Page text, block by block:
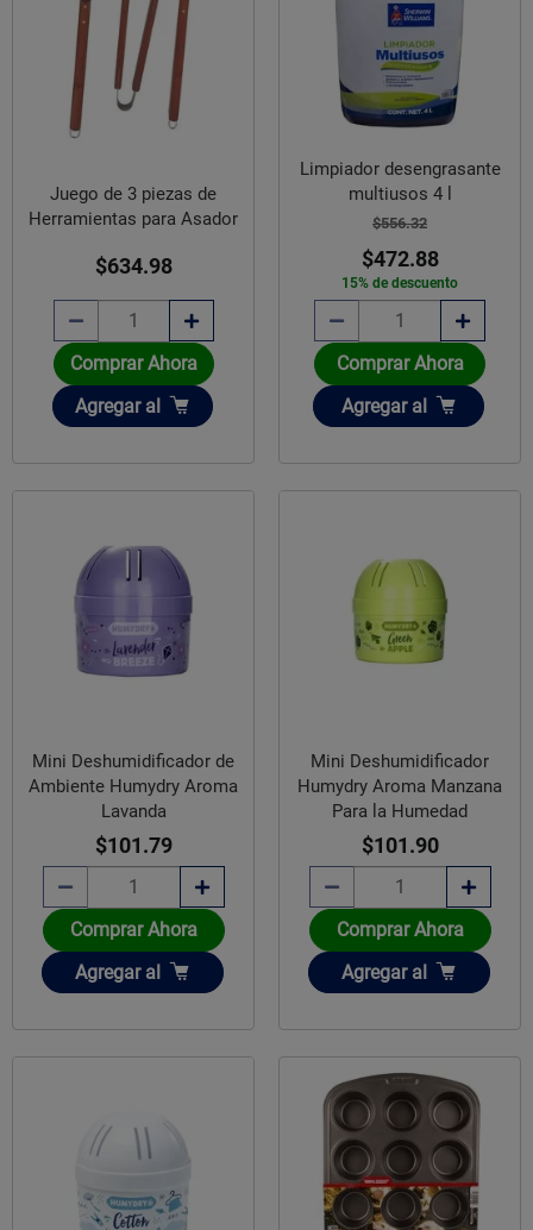
Juego de 3 piezas de
Herramientas para Asador
$634.98
Comprar Ahora
Añadir
Agregar al
Limpiador desengrasante
multiusos 4 l
$556.32
$472.88
15% de descuento
Comprar Ahora
Añadir
Agregar al
Mini Deshumidificador de
Ambiente Humydry Aroma
Lavanda
$101.79
Comprar Ahora
Añadir
Agregar al
Mini Deshumidificador
Humydry Aroma Manzana
Para la Humedad
$101.90
Comprar Ahora
Añadir
Agregar al